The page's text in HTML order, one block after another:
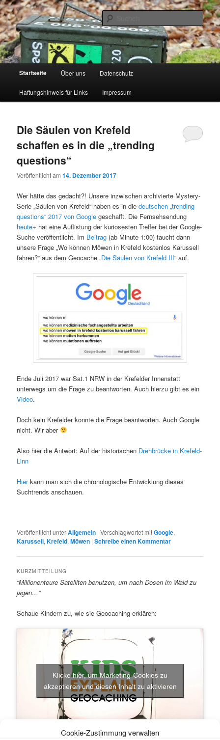
Cookie-Zustimmung verwalten
Zum
primären
Inhalt
springen
Zum
sekundären
Inhalt
springenSeidenstadt Geocacher
HauptmenüStartseite Über uns Datenschutz
Haftungshinweis für Links Impressum
Die Säulen von Krefeld
schaffen es in die „trending
questions“
Veröffentlicht am14. Dezember 2017
Wer hätte das gedacht?! Unsere inzwischen archivierte Mystery-
Serie „Säulen von Krefeld“ haben es in diedeutschen „trending
questions“ 2017 von Google geschafft. Die Fernsehsendung
heute+ hat eine Auflistung derkuriosesten Treffer bei der Google-
Suche veröffentlicht. Im Beitrag (ab Minute 1:00) taucht dann
unsere Frage „Wo können Möwen in Krefeld kostenlos Karussell
fahren?“ ausdem Geocache „Die Säulen von Krefeld III“ auf.
Ende Juli 2017 war Sat.1 NRW in der Krefelder Innenstatt
unterwegs um die Frage zu beantworten. Auch hierzu gibt es ein
Video.
Doch kein Krefelder konnte die Frage beantworten. Auch Google
nicht. Wir aber
Also hier die Antwort: Auf der historischen Drehbrücke in Krefeld-
Linn
Hierkann man sich die chronologische Entwicklung dieses
Suchtrends anschauen.
Veröffentlicht unterAllgemein |Verschlagwortet mitGoogle,
Karussell,Krefeld,Möwen |Schreibe einen Kommentar
KURZMITTEILUNG
“Millionenteure Satelliten benutzen, um nach Dosen im Wald zu
jagen…”
Schaue Kindern zu, wie sie Geocaching erklären:
Klicke hier, um Marketing-Cookies zu
akzeptieren und diesen Inhalt zu aktivieren